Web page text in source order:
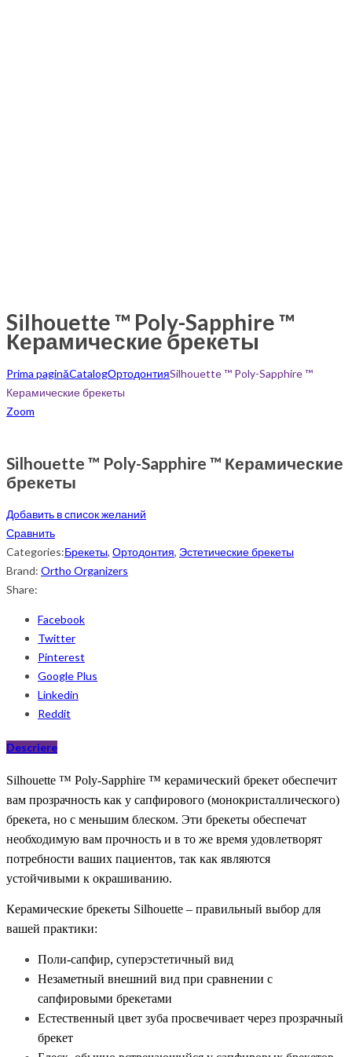
Silhouette ™ Poly-Sapphire ™
Керамические брекеты
Prima paginăCatalogОртодонтияSilhouette ™ Poly-Sapphire ™
Керамические брекеты
Zoom
Silhouette ™ Poly-Sapphire ™ Керамические
брекеты
Добавить в список желаний
Сравнить
Categories:Брекеты, Ортодонтия, Эстетические брекеты
Brand: Ortho Organizers
Share:
Facebook
Twitter
Pinterest
Google Plus
Linkedin
Reddit
Descriere
Silhouette ™ Poly-Sapphire ™ керамический брекет обеспечит
вам прозрачность как у сапфирового (монокристаллического)
брекета, но с меньшим блеском. Эти брекеты обеспечат
необходимую вам прочность и в то же время удовлетворят
потребности ваших пациентов, так как являются
устойчивыми к окрашиванию.
Керамические брекеты Silhouette – правильный выбор для
вашей практики:
Поли-сапфир, суперэстетичный вид
Незаметный внешний вид при сравнении с
сапфировыми брекетами
Естественный цвет зуба просвечивает через прозрачный
брекет